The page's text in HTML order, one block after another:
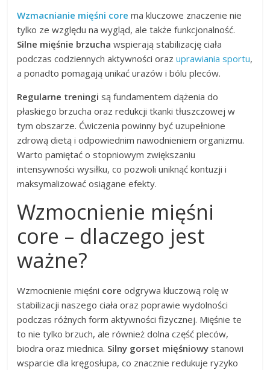
Wzmacnianie mięśni core ma kluczowe znaczenie nie
tylko ze względu na wygląd, ale także funkcjonalność.
Silne mięśnie brzucha wspierają stabilizację ciała
podczas codziennych aktywności orazuprawiania sportu,
a ponadto pomagają unikać urazów i bólu pleców.
Regularne treningi są fundamentem dążenia do
płaskiego brzucha oraz redukcji tkanki tłuszczowej w
tym obszarze. Ćwiczenia powinny być uzupełnione
zdrową dietą i odpowiednim nawodnieniem organizmu.
Warto pamiętać o stopniowym zwiększaniu
intensywności wysiłku, co pozwoli uniknąć kontuzji i
maksymalizować osiągane efekty.
Wzmocnienie mięśni
core – dlaczego jest
ważne?
Wzmocnienie mięśni core odgrywa kluczową rolę w
stabilizacji naszego ciała oraz poprawie wydolności
podczas różnych form aktywności fizycznej. Mięśnie te
to nie tylko brzuch, ale również dolna część pleców,
biodra oraz miednica. Silny gorset mięśniowy stanowi
wsparcie dla kręgosłupa, co znacznie redukuje ryzyko